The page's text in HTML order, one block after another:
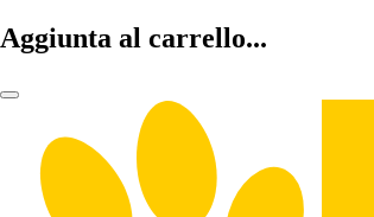
Aggiunta al carrello...